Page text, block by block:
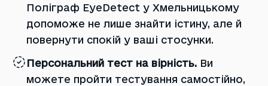
Поліграф EyeDetect у Хмельницькому
допоможе не лише знайти істину, але й
повернути спокій у ваші стосунки.
Персональний тест на вірність. Ви
можете пройти тестування самостійно,